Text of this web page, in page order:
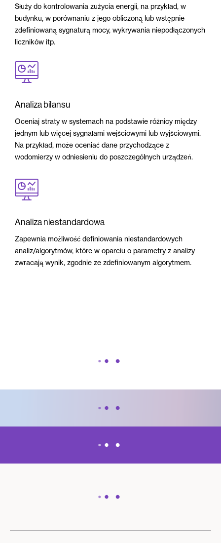
Służy do kontrolowania zużycia energii, na przykład, w
budynku, w porównaniu z jego obliczoną lub wstępnie
zdefiniowaną sygnaturą mocy, wykrywania niepodłączonych
liczników itp.
Analiza bilansu
Oceniaj straty w systemach na podstawie różnicy między
jednym lub więcej sygnałami wejściowymi lub wyjściowymi.
Na przykład, może oceniać dane przychodzące z
wodomierzy w odniesieniu do poszczególnych urządzeń.
Analiza niestandardowa
Zapewnia możliwość definiowania niestandardowych
analiz/algorytmów, które w oparciu o parametry z analizy
zwracają wynik, zgodnie ze zdefiniowanym algorytmem.